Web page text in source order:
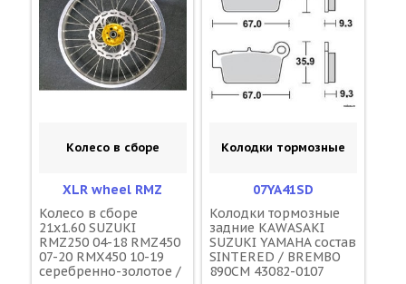
Колесо в сборе
XLR wheel RMZ
Колесо в сборе
21x1.60 SUZUKI
RMZ250 04-18 RMZ450
07-20 RMX450 10-19
серебренно-золотое /
Колодки тормозные
07YA41SD
Колодки тормозные
задние KAWASAKI
SUZUKI YAMAHA состав
SINTERED / BREMBO
890CM 43082-0107